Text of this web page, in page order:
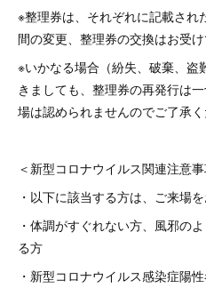
※整理券は、それぞれに記載され
間の変更、整理券の交換はお受け
※いかなる場合（紛失、破棄、盗
きましても、整理券の再発行は
場は認められませんのでご了承く
＜新型コロナウイルス関連注意事
・以下に該当する方は、ご来場を
・体調がすぐれない方、風邪の
る方
・新型コロナウイルス感染症陽